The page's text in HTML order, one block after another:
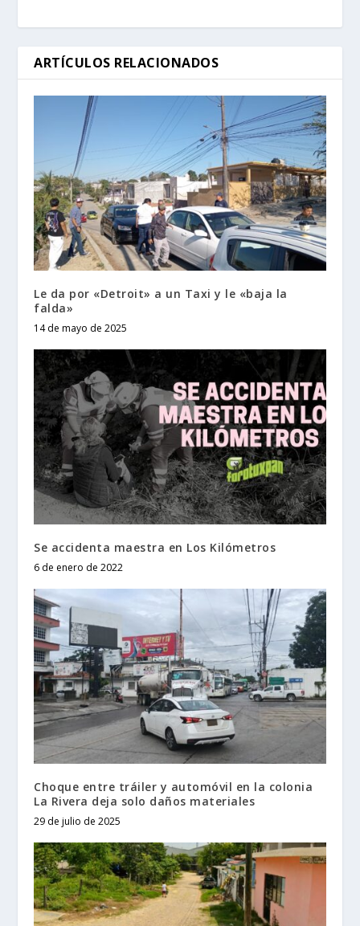
ARTÍCULOS RELACIONADOS
Le da por «Detroit» a un Taxi y le «baja la
falda»
14 de mayo de 2025
Se accidenta maestra en Los Kilómetros
6 de enero de 2022
Choque entre tráiler y automóvil en la colonia
La Rivera deja solo daños materiales
29 de julio de 2025